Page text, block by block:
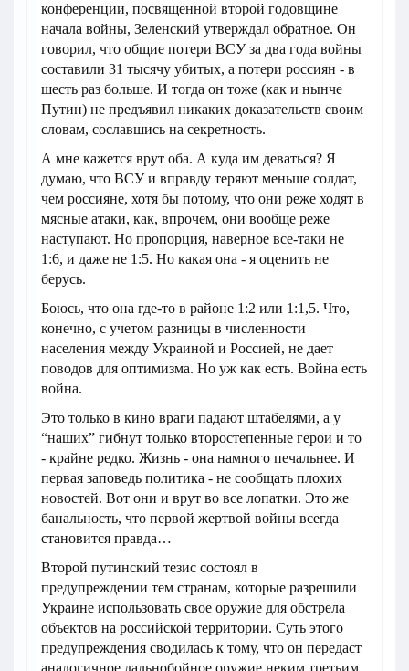
конференции, посвященной второй годовщине
начала войны, Зеленский утверждал обратное. Он
говорил, что общие потери ВСУ за два года войны
составили 31 тысячу убитых, а потери россиян - в
шесть раз больше. И тогда он тоже (как и нынче
Путин) не предъявил никаких доказательств своим
словам, сославшись на секретность.
А мне кажется врут оба. А куда им деваться? Я
думаю, что ВСУ и вправду теряют меньше солдат,
чем россияне, хотя бы потому, что они реже ходят в
мясные атаки, как, впрочем, они вообще реже
наступают. Но пропорция, наверное все-таки не
1:6, и даже не 1:5. Но какая она - я оценить не
берусь.
Боюсь, что она где-то в районе 1:2 или 1:1,5. Что,
конечно, с учетом разницы в численности
населения между Украиной и Россией, не дает
поводов для оптимизма. Но уж как есть. Война есть
война.
Это только в кино враги падают штабелями, а у
“наших” гибнут только второстепенные герои и то
- крайне редко. Жизнь - она намного печальнее. И
первая заповедь политика - не сообщать плохих
новостей. Вот они и врут во все лопатки. Это же
банальность, что первой жертвой войны всегда
становится правда…
Второй путинский тезис состоял в
предупреждении тем странам, которые разрешили
Украине использовать свое оружие для обстрела
объектов на российской территории. Суть этого
предупреждения сводилась к тому, что он передаст